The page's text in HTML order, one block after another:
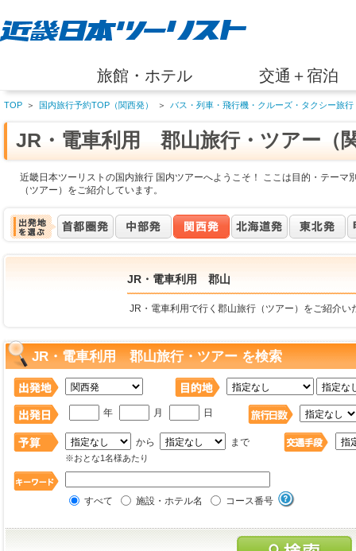
旅館・ホテル 交通＋宿泊
TOP ＞ 国内旅行予約TOP（関西発） ＞ バス・列車・飛行機・クルーズ・タクシー旅行
JR・電車利用 郡山旅行・ツアー（
近畿日本ツーリストの国内旅行 国内ツアーへようこそ！ ここは目的・テー
（ツアー）をご紹介しています。
JR・電車利用 郡山
JR・電車利用で行く郡山旅行（ツアー）をご紹介い
JR・電車利用 郡山旅行・ツアー を検索
年 月 日
から まで
※おとな1名様あたり
すべて 施設・ホテル名 コース番号